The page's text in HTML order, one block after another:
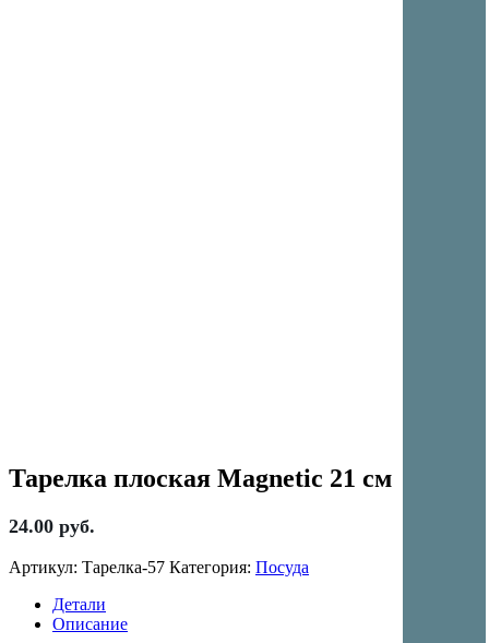
Тарелка плоская Magnetic 21 см
24.00 руб.
Артикул: Тарелка-57 Категория: Посуда
Детали
Описание